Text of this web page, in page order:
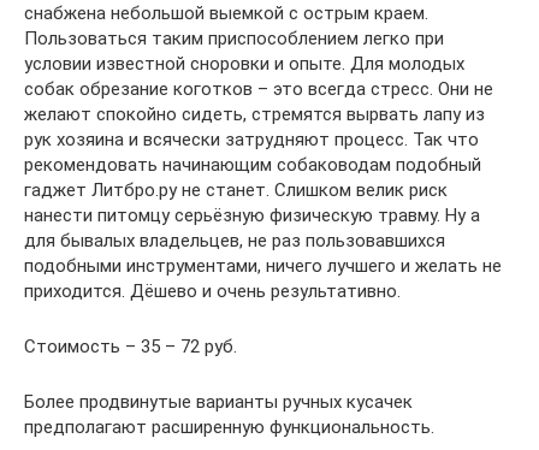
снабжена небольшой выемкой с острым краем.
Пользоваться таким приспособлением легко при
условии известной сноровки и опыте. Для молодых
собак обрезание коготков – это всегда стресс. Они не
желают спокойно сидеть, стремятся вырвать лапу из
рук хозяина и всячески затрудняют процесс. Так что
рекомендовать начинающим собаководам подобный
гаджет Литбро.ру не станет. Слишком велик риск
нанести питомцу серьёзную физическую травму. Ну а
для бывалых владельцев, не раз пользовавшихся
подобными инструментами, ничего лучшего и желать не
приходится. Дёшево и очень результативно.
Стоимость – 35 – 72 руб.
Более продвинутые варианты ручных кусачек
предполагают расширенную функциональность.